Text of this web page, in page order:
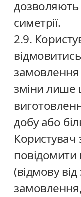
симетрії.
2.9.
замовлення
зміни лише
добу або
Користувач
повідомити
(відмову